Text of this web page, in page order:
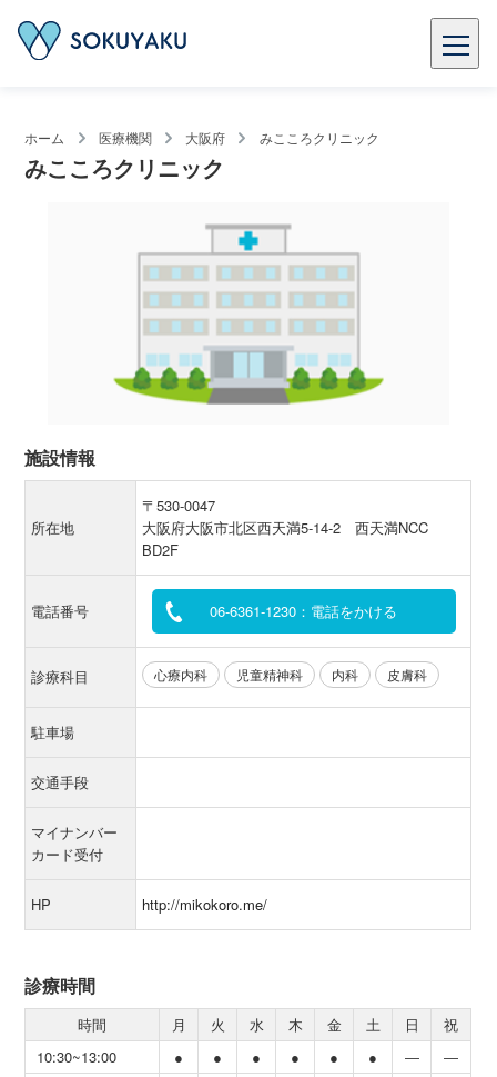
ホーム 医療機関 大阪府 みこころクリニック
みこころクリニック
施設情報
所在地
〒530-0047
大阪府大阪市北区西天満5-14-2 西天満NCC
BD2F
電話番号 06-6361-1230：電話をかける
診療科目 心療内科 児童精神科 内科 皮膚科
駐車場
交通手段
マイナンバー
カード受付
HP http://mikokoro.me/
診療時間
時間 月 火 水 木 金 土 日
祝
10:30~13:00
● ● ● ● ● ● ―
―